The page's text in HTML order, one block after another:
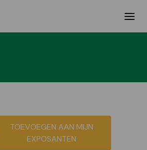
TOEVOEGEN AAN MIJN
EXPOSANTEN